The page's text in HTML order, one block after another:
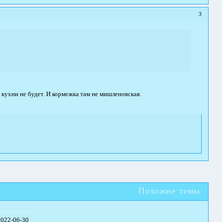
3
не будет. И кормежка там не мишленовская.
Похожие темы
06-30